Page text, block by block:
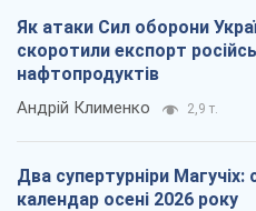
Як атаки Сил оборони
скоротили експорт
нафтопродуктів
Андрій Клименко 2,9 т.
Два супертурніри Магучіх:
календар осені 2026 року